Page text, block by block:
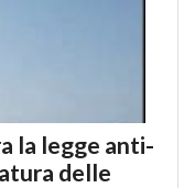
la legge anti-
delle